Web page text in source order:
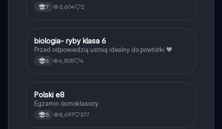
7 3,604 2
BBiologia
biologia- ryby klasa 6
Przed odpowiedzią ustnią idealny do powtórki ❤️
6 4,805 4
Język polski
Polski e8
Egzamin ósmoklasisty
8 8,697 377